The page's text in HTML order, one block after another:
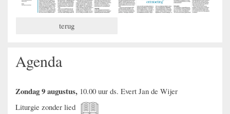
terug
Agenda
Zondag 9 augustus, 10.00 uur ds. Evert Jan de Wijer
Liturgie zonder lied